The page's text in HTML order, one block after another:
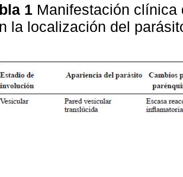
1 Manifestación clínica
la localización del